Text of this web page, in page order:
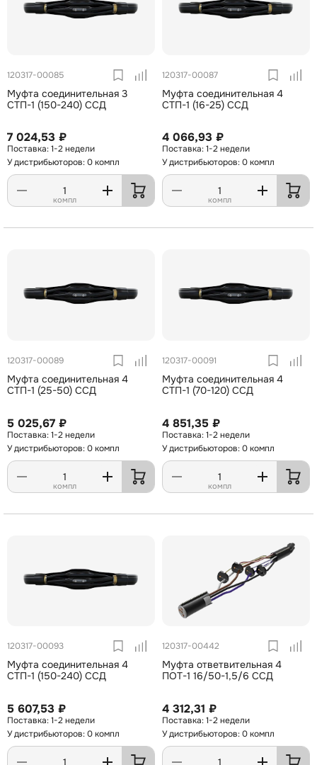
120317-00085
Муфта соединительная 3
СТП-1 (150-240) ССД
7 024,53 ₽
1-2 недели
У дистрибьюторов: 0 компл
компл
120317-00087
Муфта соединительная 4
СТП-1 (16-25) ССД
4 066,93 ₽
1-2 недели
У дистрибьюторов: 0 компл
компл
120317-00089
Муфта соединительная 4
СТП-1 (25-50) ССД
5 025,67 ₽
1-2 недели
У дистрибьюторов: 0 компл
компл
120317-00091
Муфта соединительная 4
СТП-1 (70-120) ССД
4 851,35 ₽
1-2 недели
У дистрибьюторов: 0 компл
компл
120317-00093
Муфта соединительная 4
СТП-1 (150-240) ССД
5 607,53 ₽
1-2 недели
У дистрибьюторов: 0 компл
120317-00442
Муфта ответвительная 4
ПОТ-1 16/50-1,5/6 ССД
4 312,31 ₽
1-2 недели
У дистрибьюторов: 0 компл